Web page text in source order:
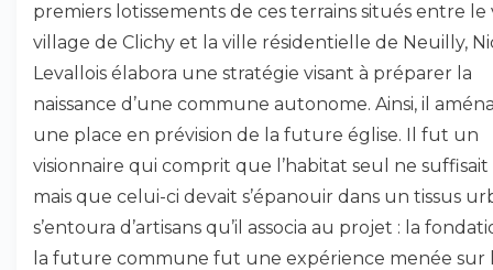
premiers lotissements de ces terrains situés entre le
village de Clichy et la ville résidentielle de Neuilly,
Levallois élabora une stratégie visant à préparer la
naissance d’une commune autonome. Ainsi, il
une place en prévision de la future église. Il fut un
visionnaire qui comprit que l’habitat seul ne suffisait
mais que celui-ci devait s’épanouir dans un tissus
s’entoura d’artisans qu’il associa au projet : la
la future commune fut une expérience menée sur